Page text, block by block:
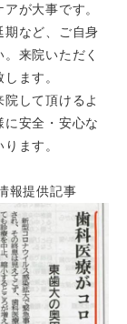
が大事です。
期など、ご自身
来院いただく
ます。
して頂けるよ
に安全・安心な
ます。
報提供記事